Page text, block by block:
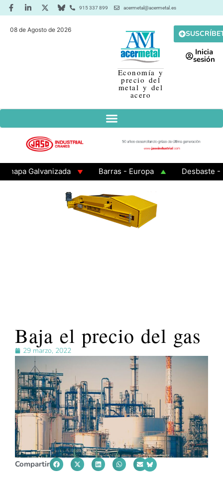
915 337 899 acermetal@acermetal.es
08 de Agosto de 2026
Economía y
precio del
metal y del
acero
Inicia
sesión
Galvanizada Barras - Europa
Desbaste - Asia
Baja el precio del gas
29 marzo, 2022
Compartir